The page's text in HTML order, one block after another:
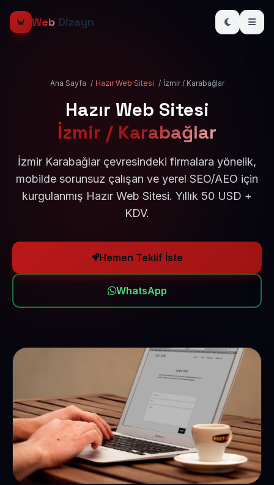
Web Dizayn
Ana Sayfa / Hazır Web Sitesi / İzmir / Karabağlar
Hazır Web Sitesi
İzmir / Karabağlar
İzmir Karabağlar çevresindeki firmalara yönelik,
mobilde sorunsuz çalışan ve yerel SEO/AEO için
kurgulanmış Hazır Web Sitesi. Yıllık 50 USD +
KDV.
Hemen Teklif İste
WhatsApp